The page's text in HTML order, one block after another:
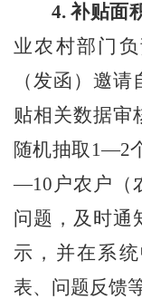
4.补贴面
业农村部门
（发函）邀
贴相关数据审
随机抽取 1—2
—10 户农户（
问题，及时通
示，并在系
表、问题反馈